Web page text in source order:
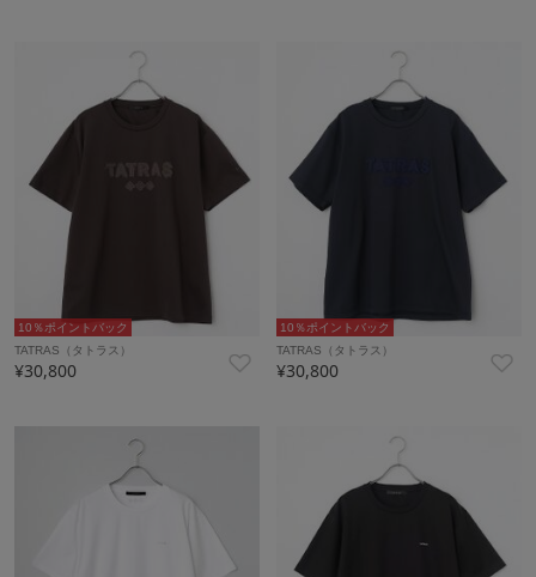
10％ポイントバック
TATRAS（タトラス）
¥30,800
10％ポイントバック
TATRAS（タトラス）
¥30,800